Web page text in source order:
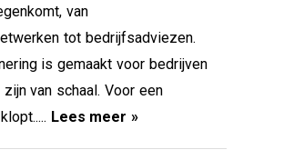
van
tot bedrijfsadviezen.
is gemaakt voor bedrijven
van schaal. Voor een
Lees meer »